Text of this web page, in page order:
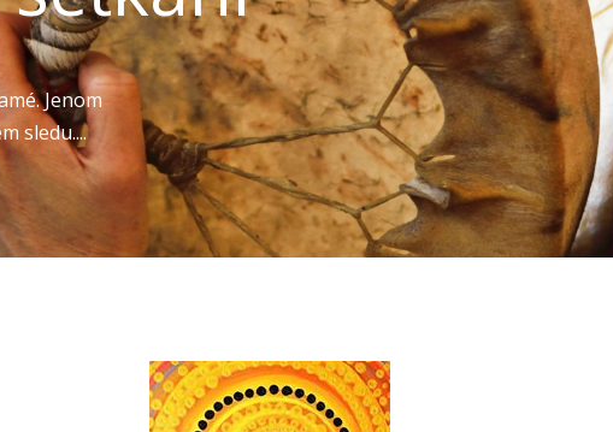
Jenom
sledu....